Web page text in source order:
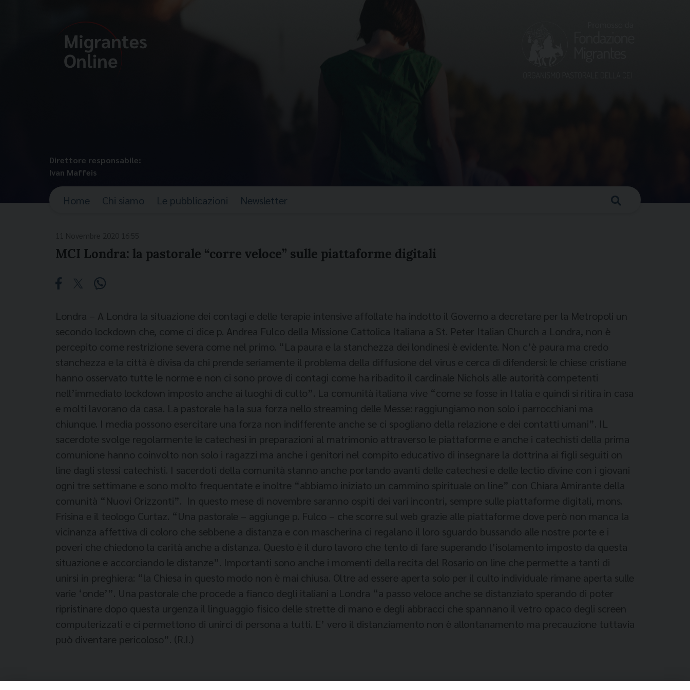
Direttore responsabile:
Ivan Maffeis
Home Chi siamo Le pubblicazioni Newsletter
MCI Londra: la pastorale “corre veloce” sulle piattaforme digitali
Londra – A Londra la situazione dei contagi e delle terapie intensive affollate ha indotto il Governo a decretare per la Metropoli un
secondo lockdown che, come ci dice p. Andrea Fulco della Missione Cattolica Italiana a St. Peter Italian Church a Londra, non è
percepito come restrizione severa come nel primo. “La paura e la stanchezza dei londinesi è evidente. Non c’è paura ma credo
stanchezza e la città è divisa da chi prende seriamente il problema della diffusione del virus e cerca di difendersi: le chiese cristiane
hanno osservato tutte le norme e non ci sono prove di contagi come ha ribadito il cardinale Nichols alle autorità competenti
nell’immediato lockdown imposto anche ai luoghi di culto”. La comunità italiana vive “come se fosse in Italia e quindi si ritira in casa
e molti lavorano da casa. La pastorale ha la sua forza nello streaming delle Messe: raggiungiamo non solo i parrocchiani ma
chiunque. I media possono esercitare una forza non indifferente anche se ci spogliano della relazione e dei contatti umani”. IL
sacerdote svolge regolarmente le catechesi in preparazioni al matrimonio attraverso le piattaforme e anche i catechisti della prima
comunione hanno coinvolto non solo i ragazzi ma anche i genitori nel compito educativo di insegnare la dottrina ai figli seguiti on
line dagli stessi catechisti. I sacerdoti della comunità stanno anche portando avanti delle catechesi e delle lectio divine con i giovani
ogni tre settimane e sono molto frequentate e inoltre “abbiamo iniziato un cammino spirituale on line” con Chiara Amirante della
comunità “Nuovi Orizzonti”. In questo mese di novembre saranno ospiti dei vari incontri, sempre sulle piattaforme digitali, mons.
Frisina e il teologo Curtaz. “Una pastorale – aggiunge p. Fulco – che scorre sul web grazie alle piattaforme dove però non manca la
vicinanza affettiva di coloro che sebbene a distanza e con mascherina ci regalano il loro sguardo bussando alle nostre porte e i
poveri che chiedono la carità anche a distanza. Questo è il duro lavoro che tento di fare superando l’isolamento imposto da questa
situazione e accorciando le distanze”. Importanti sono anche i momenti della recita del Rosario on line che permette a tanti di
unirsi in preghiera: “la Chiesa in questo modo non è mai chiusa. Oltre ad essere aperta solo per il culto individuale rimane aperta sulle
varie ‘onde’”. Una pastorale che procede a fianco degli italiani a Londra “a passo veloce anche se distanziato sperando di poter
ripristinare dopo questa urgenza il linguaggio fisico delle strette di mano e degli abbracci che spannano il vetro opaco degli screen
computerizzati e ci permettono di unirci di persona a tutti. E’ vero il distanziamento non è allontanamento ma precauzione tuttavia
può diventare pericoloso”. (R.I.)